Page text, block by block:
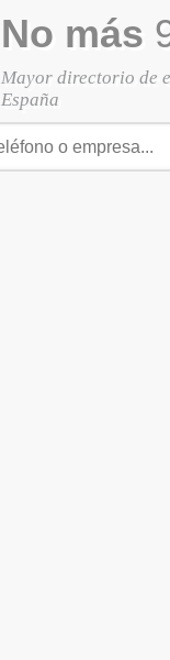
No más
Mayor directorio de
España